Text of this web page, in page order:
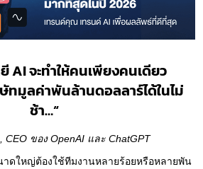
AI จะทำให้คนเพียงคนเดียว
ทมูลค่าพันล้านดอลลาร์ได้ในไม่
ช้า…“
CEO ของ OpenAI และ ChatGPT
าดใหญ่ต้องใช้ทีมงานหลายร้อยหรือหลายพัน